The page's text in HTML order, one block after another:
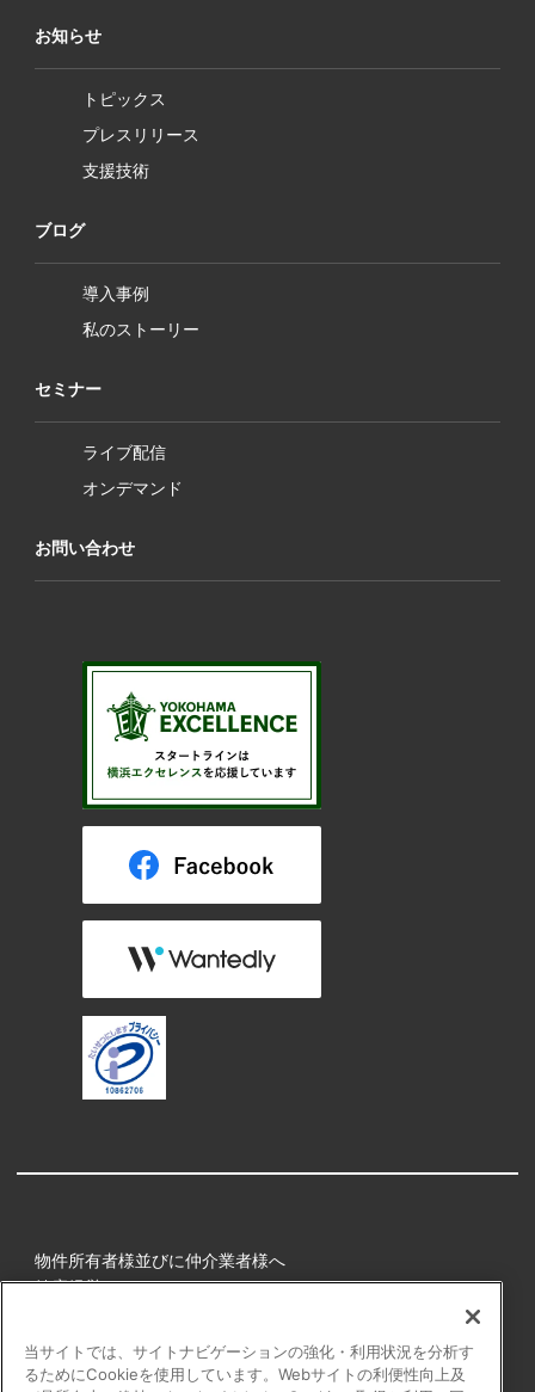
お知らせ
トピックス
プレスリリース
支援技術
ブログ
導入事例
私のストーリー
セミナー
ライブ配信
オンデマンド
お問い合わせ
物件所有者様並びに仲介業者様へ
健康経営
プライバシーポリシー
当サイトでは、サイトナビゲーションの強化・利用状況を分析す
るためにCookieを使用しています。Webサイトの利便性向上及